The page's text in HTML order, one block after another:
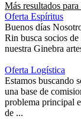
Más resultados para
Oferta Espíritus
Buenos días
Rin busca socios
nuestra Ginebra
Oferta Logística
Estamos buscando
una base de
problema principal
de ...